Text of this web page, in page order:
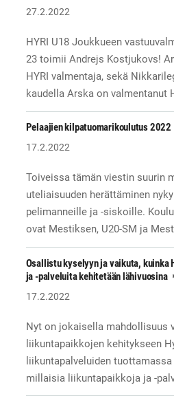
27.2.2022
HYRI U18 Joukkueen
23 toimii Andrejs Kostjukovs!
HYRI valmentaja, sekä
kaudella Arska on valmentanut
Pelaajien kilpatuomarikoulutus 2022
17.2.2022
Toiveissa tämän viestin suurin
uteliaisuuden herättäminen
pelimanneille ja -siskoille.
ovat Mestiksen, U20-SM ja
Osallistu kyselyyn ja vaikuta, kuinka
ja -palveluita kehitetään lähivuosina
17.2.2022
Nyt on jokaisella mahdollisuus
liikuntapaikkojen kehitykseen
liikuntapalveluiden
millaisia liikuntapaikkoja ja -